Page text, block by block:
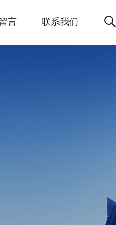
言 联系我们